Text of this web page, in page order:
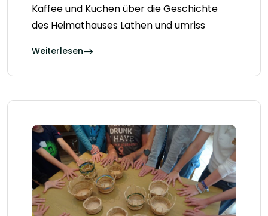
Kaffee und Kuchen über die Geschichte
des Heimathauses Lathen und umriss
Weiterlesen